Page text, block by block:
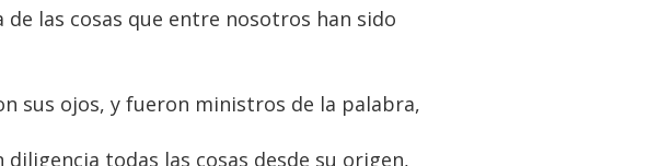
las cosas que entre nosotros han sido
sus ojos, y fueron ministros de la palabra,
todas las cosas desde su origen,